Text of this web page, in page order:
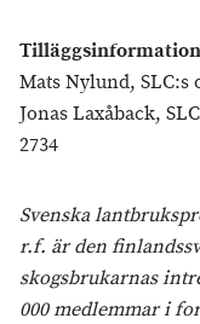
Mats Nylund, SLC:s
Jonas Laxåback,
2734
Svenska
r.f. är den
skogsbrukarnas
000 medlemmar i